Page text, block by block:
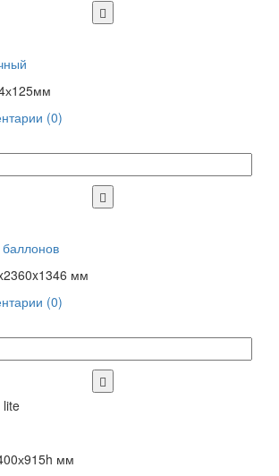
(0)
мм
(0)
lite
мм